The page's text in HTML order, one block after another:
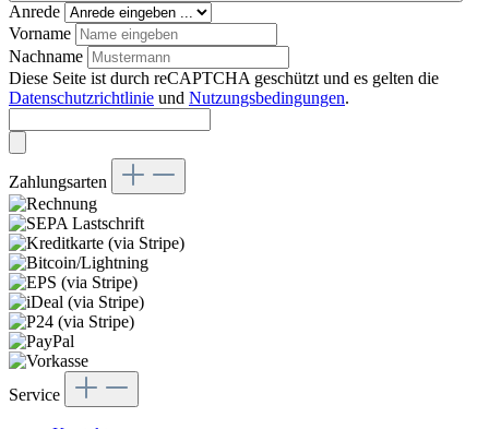
Anrede
Vorname
Nachname
Diese Seite ist durch reCAPTCHA geschützt und es gelten die
Datenschutzrichtlinie und Nutzungsbedingungen.
Zahlungsarten
Service